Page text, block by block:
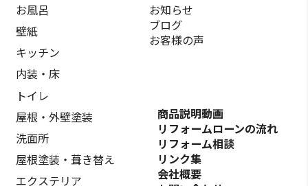
お風呂
壁紙
キッチン
内装・床
トイレ
屋根・外壁塗装
洗面所
屋根塗装・葺き替え
エクステリア
お知らせ
ブログ
お客様の声
商品説明動画
リフォームローンの流れ
リフォーム相談
リンク集
会社概要